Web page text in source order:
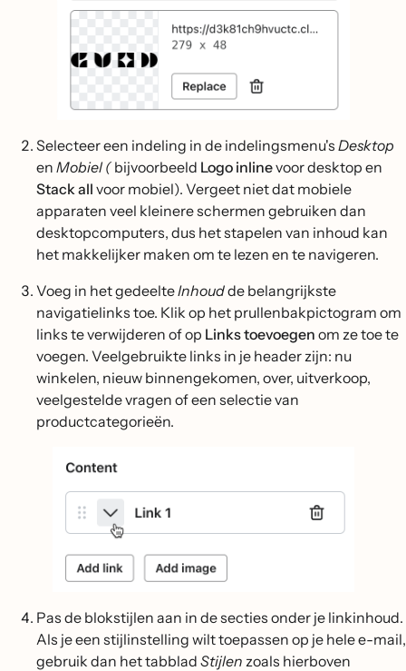
Selecteer een indeling in de indelingsmenu's Desktop
en Mobiel ( bijvoorbeeld Logo inlinevoor desktop en
Stack all voor mobiel). Vergeet niet dat mobiele
apparaten veel kleinere schermen gebruiken dan
desktopcomputers, dus het stapelen van inhoud kan
het makkelijker maken om te lezen en te navigeren.
Voeg in het gedeelteInhoudde belangrijkste
navigatielinks toe. Klik op het prullenbakpictogram om
links te verwijderen of op Links toevoegen om ze toe te
voegen. Veelgebruikte links in je header zijn: nu
winkelen, nieuw binnengekomen, over, uitverkoop,
veelgestelde vragen of een selectie van
productcategorieën.
Pas de blokstijlen aan in de secties onder je linkinhoud.
Als je een stijlinstelling wilt toepassen op je hele e-mail,
gebruik dan het tabblad Stijlen zoals hierboven